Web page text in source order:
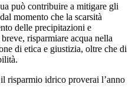
può contribuire a mitigare gli
momento che la scarsità
delle precipitazioni e
risparmiare acqua nella
di etica e giustizia, oltre che di
risparmio idrico proverai l’anno